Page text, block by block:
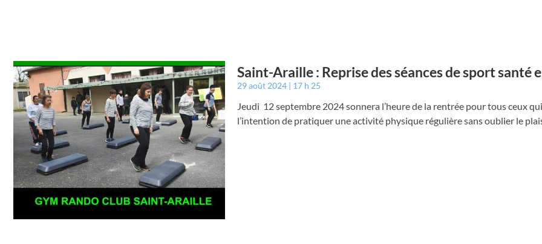
Saint-Araille : Reprise des séances de sport santé
29 août 2024 17 h 25
Jeudi 12 septembre 2024 sonnera l’heure de la rentrée pour tous ceux
l’intention de pratiquer une activité physique régulière sans oublier le